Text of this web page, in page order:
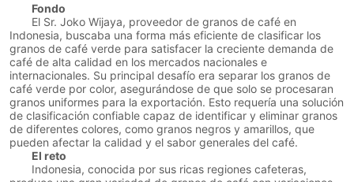
Fondo
El Sr. Joko Wijaya, proveedor de granos de café en
Indonesia, buscaba una forma más eficiente de clasificar los
granos de café verde para satisfacer la creciente demanda de
café de alta calidad en los mercados nacionales e
internacionales. Su principal desafío era separar los granos de
café verde por color, asegurándose de que solo se procesaran
granos uniformes para la exportación. Esto requería una solución
de clasificación confiable capaz de identificar y eliminar granos
de diferentes colores, como granos negros y amarillos, que
pueden afectar la calidad y el sabor generales del café.
El reto
Indonesia, conocida por sus ricas regiones cafeteras,